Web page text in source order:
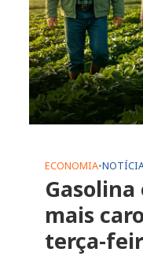
ECONOMIA•
mais
terça-